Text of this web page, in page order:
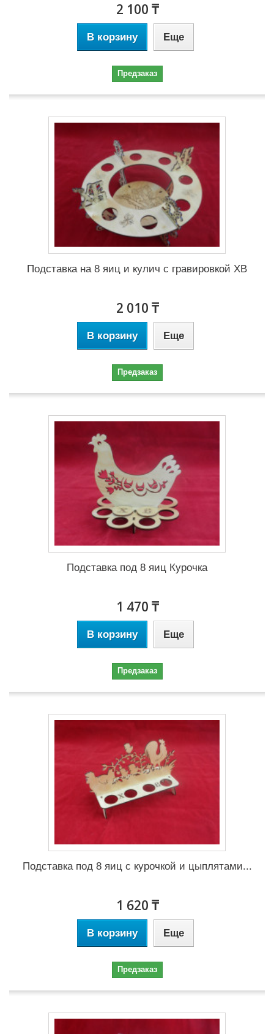
2 100 ₸
В корзину Еще
Предзаказ
Подставка на 8 яиц и кулич с гравировкой ХВ
2 010 ₸
В корзину Еще
Предзаказ
Подставка под 8 яиц Курочка
1 470 ₸
В корзину Еще
Предзаказ
Подставка под 8 яиц с курочкой и цыплятами...
1 620 ₸
В корзину Еще
Предзаказ